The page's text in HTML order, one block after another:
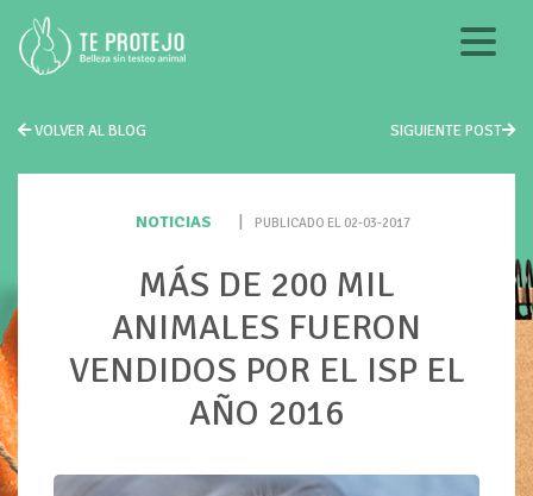
VOLVER AL BLOG SIGUIENTE POST
NOTICIAS PUBLICADO EL 02-03-2017
MÁS DE 200 MIL
ANIMALES FUERON
VENDIDOS POR EL ISP EL
AÑO 2016